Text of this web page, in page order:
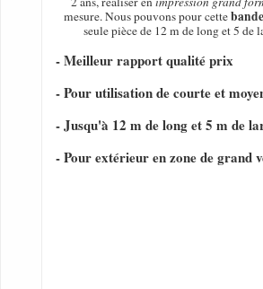
mesure. Nous pouvons pour cette
seule pièce de 12 m de long et 5 de
- Meilleur rapport qualité prix
- Pour utilisation de courte et
- Jusqu'à 12 m de long et 5 m de
- Pour extérieur en zone de grand